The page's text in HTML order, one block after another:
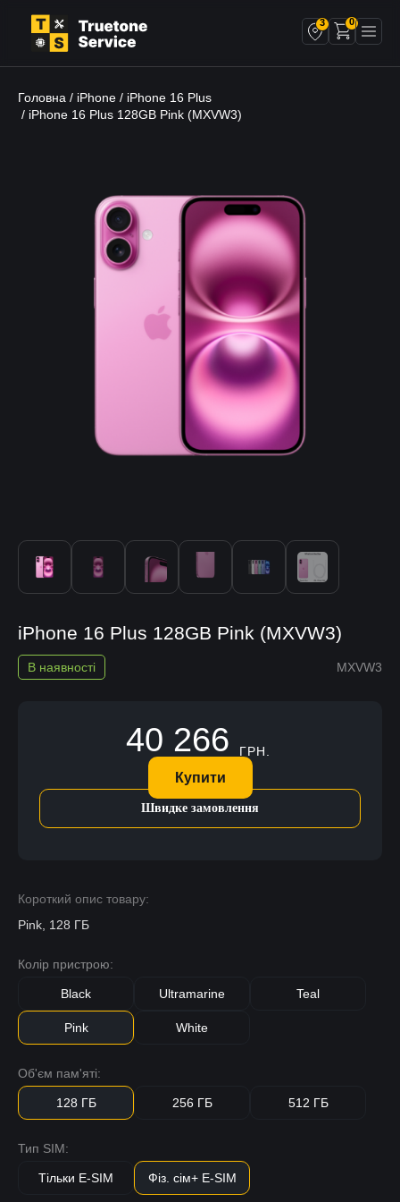
3 0
Головна / iPhone / iPhone 16 Plus
/ iPhone 16 Plus 128GB Pink (MXVW3)
iPhone 16 Plus 128GB Pink (MXVW3)
MXVW3
В наявності
Короткий опис товару:
Pink, 128 ГБ
Колір пристрою:
Black Ultramarine Teal
Pink White
Об'єм пам'яті:
128 ГБ 256 ГБ 512 ГБ
Тип SIM:
Тільки E-SIM Фіз. сім+ E-SIM
40 266 ГРН.
Купити
Швидке замовлення